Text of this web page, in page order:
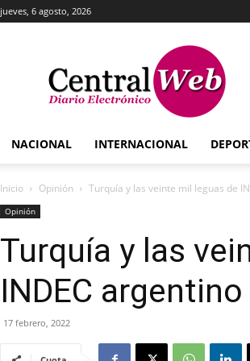
jueves, 6 agosto, 2026
Central
Web
NACIONAL INTERNACIONAL
Inicio Opinión Turquía y las veinte mil leguas de
Opinión
Turquía y las
INDEC argentino
17 febrero, 2022